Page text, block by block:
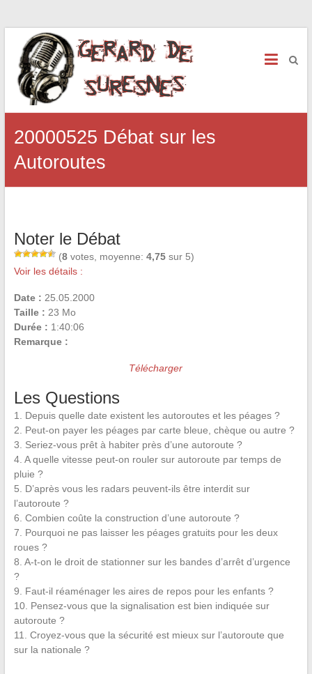
20000525 Débat sur les
Autoroutes
Noter le Débat
(8votes, moyenne: 4,75sur 5)
Voir les détails :
Date : 25.05.2000
Taille : 23 Mo
Durée : 1:40:06
Remarque :
Télécharger
Les Questions
1. Depuis quelle date existent les autoroutes et les péages ?
2. Peut-on payer les péages par carte bleue, chèque ou autre ?
3. Seriez-vous prêt à habiter près d’une autoroute ?
4. A quelle vitesse peut-on rouler sur autoroute par temps de
pluie ?
5. D’après vous les radars peuvent-ils être interdit sur
l’autoroute ?
6. Combien coûte la construction d’une autoroute ?
7. Pourquoi ne pas laisser les péages gratuits pour les deux
roues ?
8. A-t-on le droit de stationner sur les bandes d’arrêt d’urgence
?
9. Faut-il réaménager les aires de repos pour les enfants ?
10. Pensez-vous que la signalisation est bien indiquée sur
autoroute ?
11. Croyez-vous que la sécurité est mieux sur l’autoroute que
sur la nationale ?